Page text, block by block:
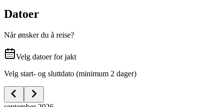
Datoer
Når ønsker du å reise?
Velg datoer for jakt
Velg start- og sluttdato (minimum 2 dager)